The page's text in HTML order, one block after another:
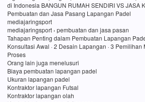
di Indonesia BANGUN RUMAH SENDIRI VS JASA
Pembuatan dan Jasa Pasang Lapangan Padel
mediajaringsport
mediajaringsport › pembuatan dan jasa pasan
Tahapan Penting dalam Pembuatan Lapangan
Konsultasi Awal · 2 Desain Lapangan · 3 Pemilihan
Proses
Orang lain juga menelusuri
Biaya pembuatan lapangan padel
Ukuran lapangan padel
Kontraktor lapangan Futsal
Kontraktor lapangan olah